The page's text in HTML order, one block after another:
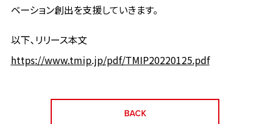
ベーション創出を支援していきます。
以下、リリース本文
https://www.tmip.jp/pdf/TMIP20220125.pdf
BACK